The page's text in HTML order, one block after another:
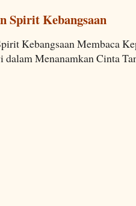
Spirit Kebangsaan
Kebangsaan Membaca
Menanamkan Cinta